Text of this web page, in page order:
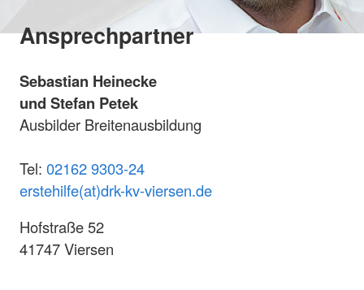
Ansprechpartner
Sebastian Heinecke
und Stefan Petek
Ausbilder Breitenausbildung
Tel: 02162 9303-24
erstehilfe(at)drk-kv-viersen.de
Hofstraße 52
41747 Viersen